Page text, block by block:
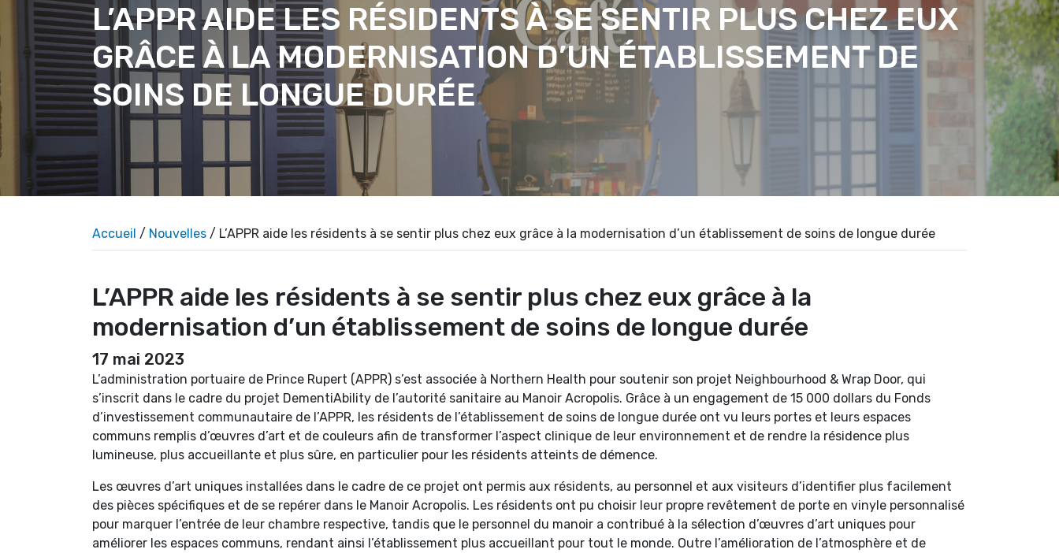
L’APPR AIDE LES RÉSIDENTS À SE SENTIR PLUS CHEZ EUX
GRÂCE À LA MODERNISATION D’UN ÉTABLISSEMENT DE
SOINS DE LONGUE DURÉE
Accueil / Nouvelles / L’APPR aide les résidents à se sentir plus chez eux grâce à la modernisation d’un établissement de soins de longue durée
L’APPR aide les résidents à se sentir plus chez eux grâce à la
modernisation d’un établissement de soins de longue durée
17 mai 2023
L’administration portuaire de Prince Rupert (APPR) s’est associée à Northern Health pour soutenir son projet Neighbourhood & Wrap Door, qui
s’inscrit dans le cadre du projet DementiAbility de l’autorité sanitaire au Manoir Acropolis. Grâce à un engagement de 15 000 dollars du Fonds
d’investissement communautaire de l’APPR, les résidents de l’établissement de soins de longue durée ont vu leurs portes et leurs espaces
communs remplis d’œuvres d’art et de couleurs afin de transformer l’aspect clinique de leur environnement et de rendre la résidence plus
lumineuse, plus accueillante et plus sûre, en particulier pour les résidents atteints de démence.
Les œuvres d’art uniques installées dans le cadre de ce projet ont permis aux résidents, au personnel et aux visiteurs d’identifier plus facilement
des pièces spécifiques et de se repérer dans le Manoir Acropolis. Les résidents ont pu choisir leur propre revêtement de porte en vinyle personnalisé
pour marquer l’entrée de leur chambre respective, tandis que le personnel du manoir a contribué à la sélection d’œuvres d’art uniques pour
améliorer les espaces communs, rendant ainsi l’établissement plus accueillant pour tout le monde. Outre l’amélioration de l’atmosphère et de